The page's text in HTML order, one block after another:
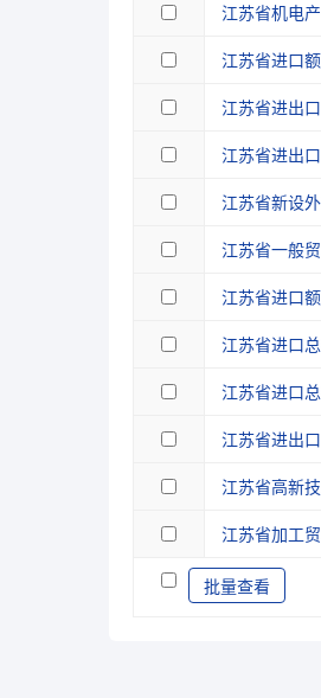
江苏省机电
江苏省进口
江苏省进出
江苏省进出
江苏省新设
江苏省一般
江苏省进口
江苏省进口
江苏省进口
江苏省进出
江苏省高新
江苏省加工
批量查看